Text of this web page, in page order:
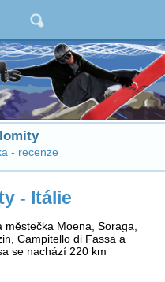
- recenze
- Itálie
Moena, Soraga,
Campitello di Fassa a
se nachází 220 km